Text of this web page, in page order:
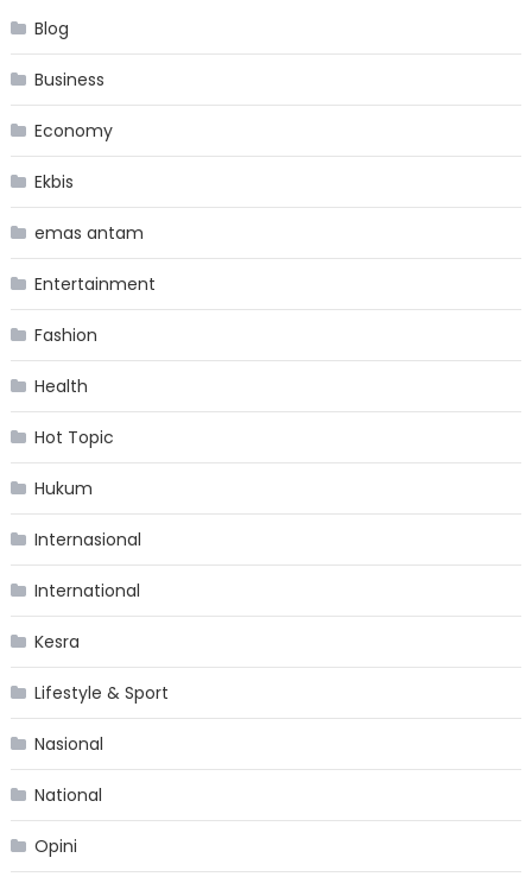
Blog
Business
Economy
Ekbis
emas antam
Entertainment
Fashion
Health
Hot Topic
Hukum
Internasional
International
Kesra
Lifestyle & Sport
Nasional
National
Opini